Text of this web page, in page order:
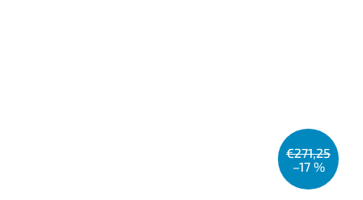
€271,25
–17 %